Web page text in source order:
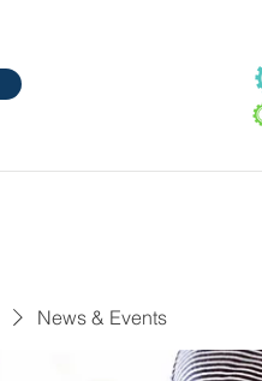
News & Events